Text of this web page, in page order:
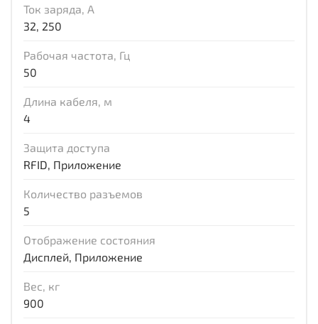
Ток заряда, А
32, 250
Рабочая частота, Гц
50
Длина кабеля, м
4
Защита доступа
RFID, Приложение
Количество разъемов
5
Отображение состояния
Дисплей, Приложение
Вес, кг
900